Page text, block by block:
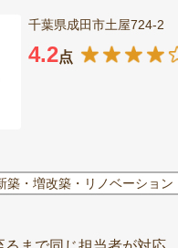
千葉県成田市土屋724-2
4.2点
築・増改築・リノベーション